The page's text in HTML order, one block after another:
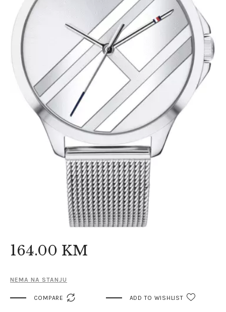
ZLATNI NAKIT
164.00 KM
NEMA NA STANJU
COMPARE  ADD TO WISHLIST